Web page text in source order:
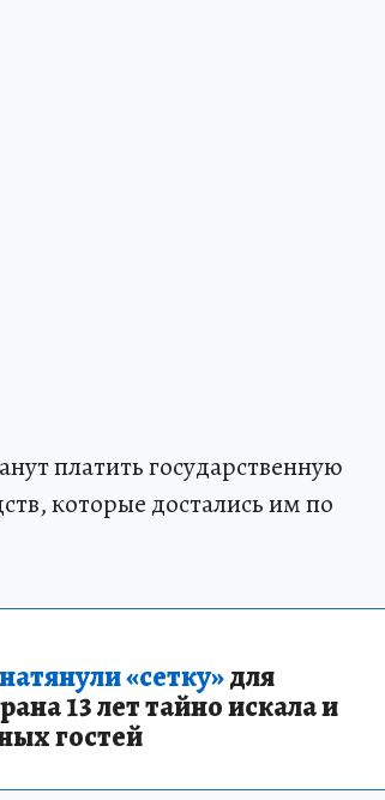
платить государственную
которые достались им по
«сетку»для
13 лет тайно искала и
гостей